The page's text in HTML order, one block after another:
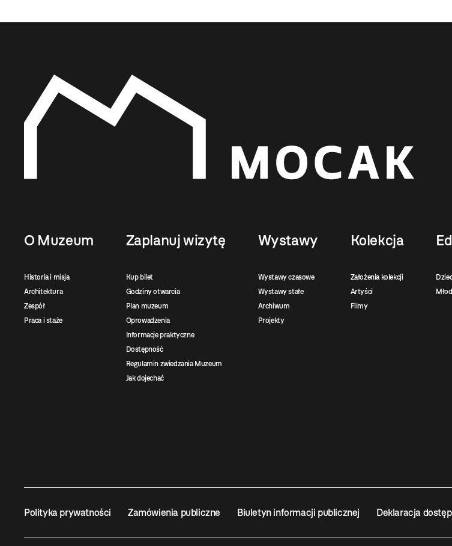
O Muzeum
Historia i misja
Architektura
Zespół
Praca i staże
Zaplanuj wizytę
Kup bilet
Godziny otwarcia
Plan muzeum
Oprowadzenia
Informacje praktyczne
Dostępność
Regulamin zwiedzania Muzeum
Jak dojechać
Wystawy
Wystawy czasowe
Wystawy stałe
Archiwum
Projekty
Kolekcja
Założenia kolekcji
Artyści
Filmy
Polityka prywatności Zamówienia publiczne Biuletyn informacji publicznej Deklaracja